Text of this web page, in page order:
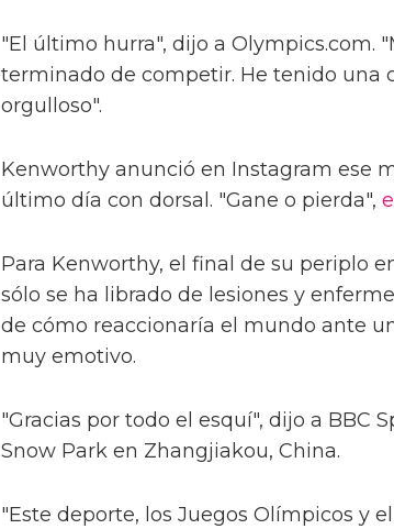
"El último hurra", dijo a Olympics.com.
terminado de competir. He tenido una
orgulloso".
Kenworthy anunció en Instagram ese
último día con dorsal. "Gane o pierda",
Para Kenworthy, el final de su periplo
sólo se ha librado de lesiones y
de cómo reaccionaría el mundo ante
muy emotivo.
"Gracias por todo el esquí", dijo a BBC
Snow Park en Zhangjiakou, China.
"Este deporte, los Juegos Olímpicos y